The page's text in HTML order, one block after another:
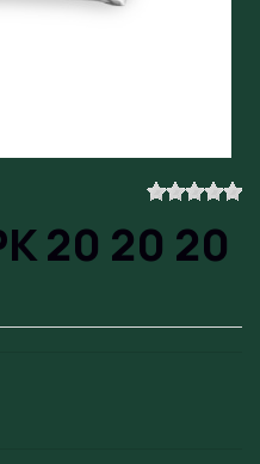
20 20 20